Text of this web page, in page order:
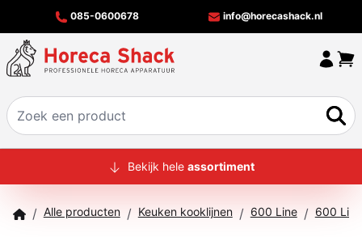
085-0600678 info@horecashack.nl
HOME
Bekijk hele assortiment
/ Alle producten / Keuken kooklijnen / 600 Line / 600